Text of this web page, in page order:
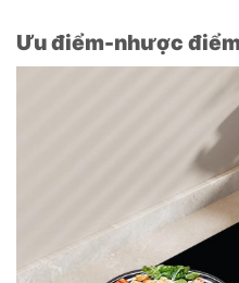
Ưu điểm-nhược